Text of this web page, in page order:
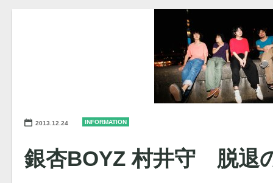
2013.12.24 INFORMATION
銀杏BOYZ 村井守 脱退